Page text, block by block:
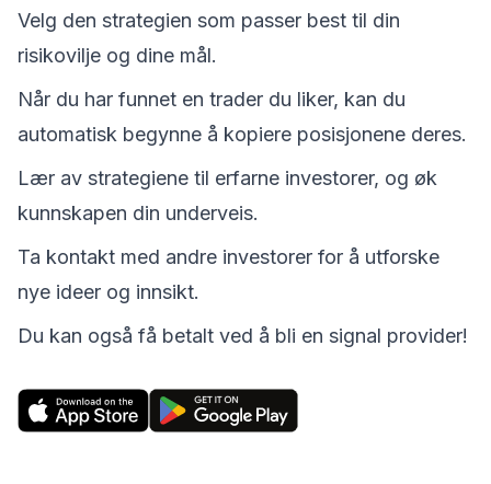
Copytrading FAQ
Her finner du ofte stilte spørsmål om Copytrading og vår app
Hero Social. Les gjennom og forstå hvordan du kan få mest
mulig ut av dette produktet!
Få tilgang til gratis analyseverktøy og over 400 aktiva. Den
mange innebygde verktøy.
Webtrader FAQ
Kraftige grafer og et aktivt fellesskap med TradingView
Klassiske kontotyper
Økonomisk kalender
Velg den strategien som passer best til din
risikovilje og dine mål.
Når du har funnet en trader du liker, kan du
automatisk begynne å kopiere posisjonene deres.
Lær av strategiene til erfarne investorer, og øk
kunnskapen din underveis.
Ta kontakt med andre investorer for å utforske
nye ideer og innsikt.
Du kan også få betalt ved å bli en signal provider!